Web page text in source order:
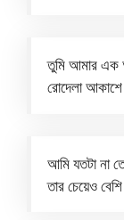
তুমি আমার
রোদেলা
আমি যতটা না
তার চেয়েও